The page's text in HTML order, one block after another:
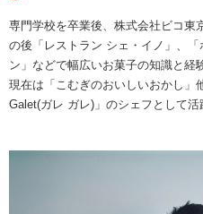
専門学校を卒業後、株式会社ビコ東
の後「レストラン シェ・イノ」、
ン」などで幅広いお菓子の知識と経
現在は「こむぎのおいしいおかし」
Galet(ガレ ガレ)」のシェフとして活